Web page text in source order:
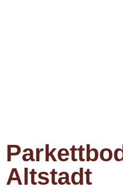
Altstadt